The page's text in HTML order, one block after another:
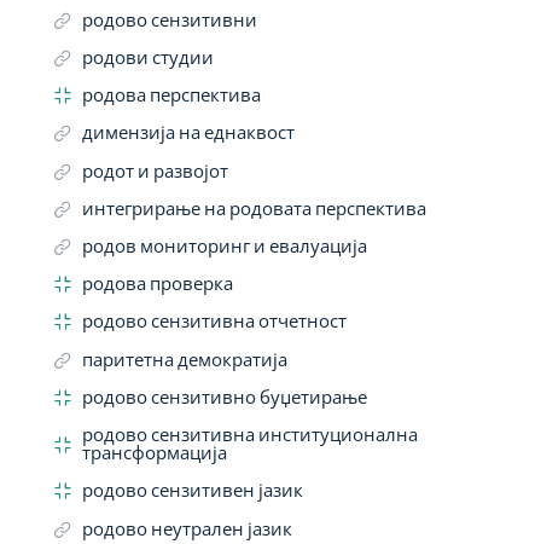
родово сензитивни
родови студии
родова перспектива
димензија на еднаквост
родот и развојот
интегрирање на родовата перспектива
родов мониторинг и евалуација
родова проверка
родово сензитивна отчетност
паритетна демократија
родово сензитивно буџетирање
родово сензитивна институционална
трансформација
родово сензитивен јазик
родово неутрален јазик